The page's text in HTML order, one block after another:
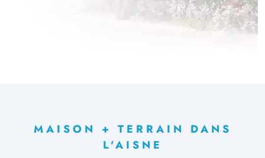
MAISON + TERRAIN DANS
L'AISNE